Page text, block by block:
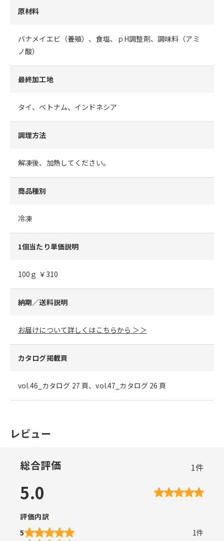
原材料
バナメイエビ（養殖）、食塩、ｐH調整剤、調味料（アミ
ノ酸）
最終加工地
タイ、ベトナム、インドネシア
調理方法
解凍後、加熱してください。
商品種別
冷凍
1個当たり単価説明
100ｇ ￥310
納期／送料説明
お届けについて詳しくはこちらから ＞＞
カタログ掲載頁
vol.46_カタログ 27 頁、vol.47_カタログ 26 頁
レビュー
総合評価 1件
5.0
評価内訳
5
1件